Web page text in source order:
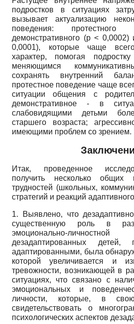
подростков в ситуациях
вызывает актуализацию
поведения: протестного
демонстративного (p< 0,0002)
0,0001), которые чаще
характер, помогая
меняющимся
сохранять внутренний
протестное поведение чаще
ситуации общения с
демонстративное - в
слабовидящими детьми
старшего возраста;
имеющими проблем со зрением.
Итак, проведенное
получить несколько
трудностей (школьных,
стратегий и реакций
1. Выявлено, что
существенную роль в
эмоционально-
дезадаптированных
адаптированными, была
которой увеличивается и
тревожности, возникающей в
ситуациях, что связано с
эмоциональных и
личности, которые, в
свидетельствовать о
психологических аспектов